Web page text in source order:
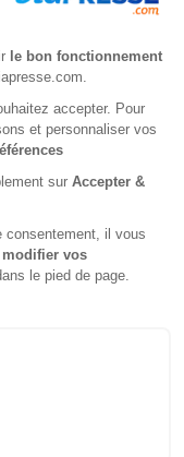
-24%